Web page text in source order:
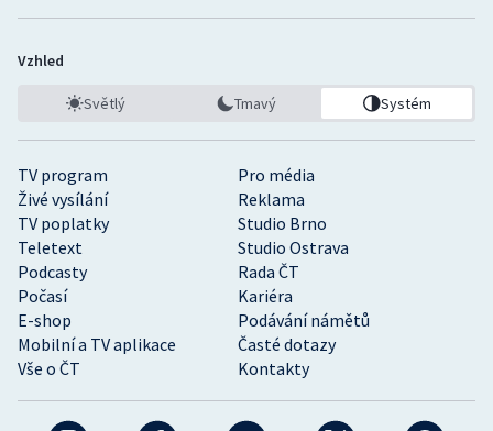
TV program
Pro média
Živé vysílání
Reklama
TV poplatky
Studio Brno
Teletext
Studio Ostrava
Podcasty
Rada ČT
Počasí
Kariéra
E-shop
Podávání námětů
Mobilní a TV aplikace
Časté dotazy
Vše o ČT
Kontakty
Vzhled
Světlý Tmavý Systém